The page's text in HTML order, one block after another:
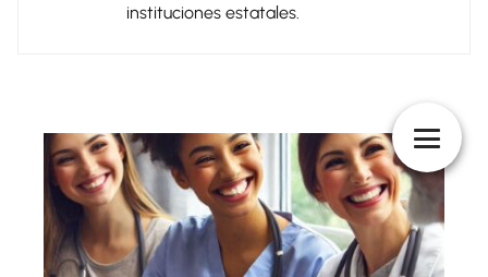
instituciones estatales.